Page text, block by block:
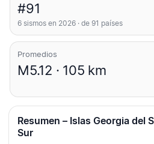
#91
6 sismos en 2026 · de 91 países
Promedios
M5.12 · 105 km
Resumen – Islas Georgia del
Sur